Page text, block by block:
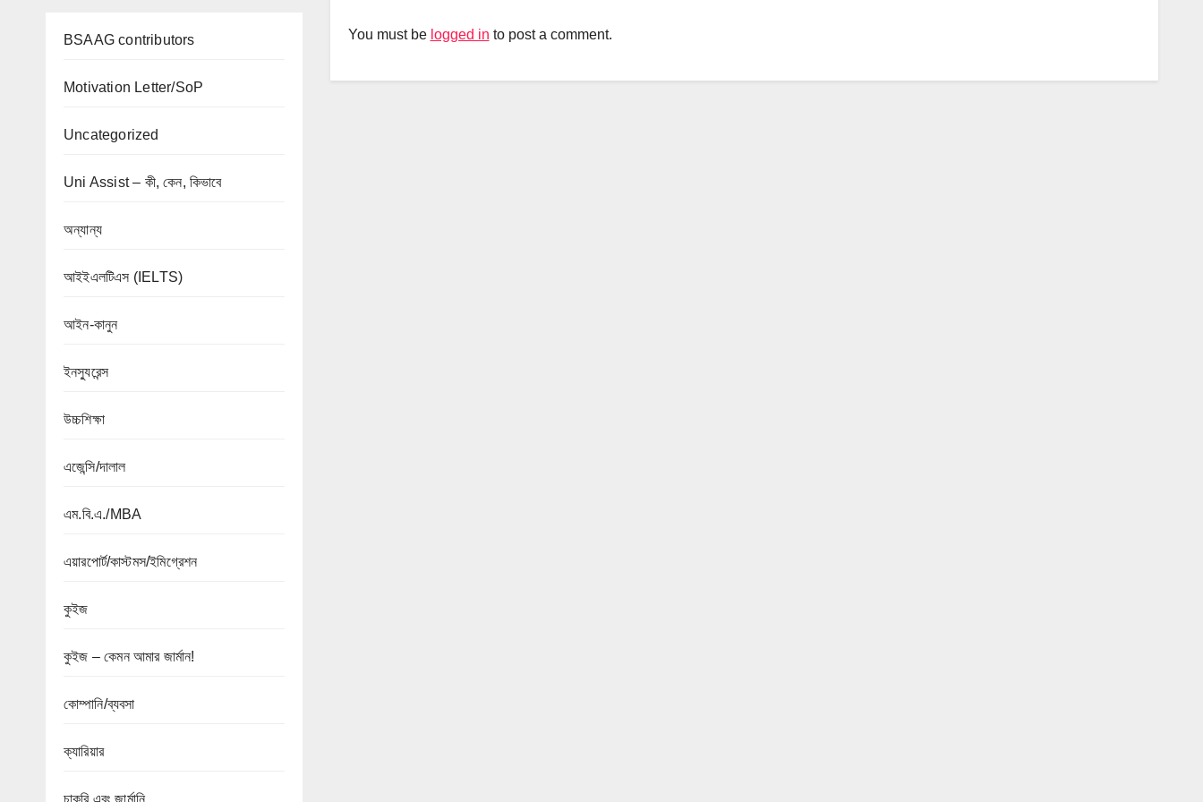
BSAAG contributors
Motivation Letter/SoP
Uncategorized
Uni Assist – কী, কেন, কিভাবে
অন্যান্য
আইইএলটিএস (IELTS)
আইন-কানুন
ইনস্যুরেন্স
উচ্চশিক্ষা
এজেন্সি/দালাল
এম.বি.এ./MBA
এয়ারপোর্ট/কাস্টমস/ইমিগ্রেশন
কুইজ
কুইজ – কেমন আমার জার্মান!
কোম্পানি/ব্যবসা
ক্যারিয়ার
চাকরি এবং জার্মানি
You must be logged in to post a comment.